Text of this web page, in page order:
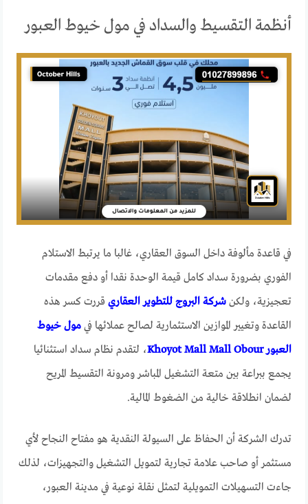
أنظمة التقسيط والسداد في مول خيوط العبور
في قاعدة مألوفة داخل السوق العقاري، غالبا ما يرتبط الاستلام
الفوري بضرورة سداد كامل قيمة الوحدة نقدا أو دفع مقدمات
تعجيزية، ولكنشركة البروج للتطوير العقاري قررت كسر هذه
القاعدة وتغيير الموازين الاستثمارية لصالح عملائها فيمول خيوط
العبور Khoyot Mall Mall Obour
، لتقدم نظام سداد استثنائيا
يجمع ببراعة بين متعة التشغيل المباشر ومرونة التقسيط المريح
لضمان انطلاقة خالية من الضغوط المالية.
تدرك الشركة أن الحفاظ على السيولة النقدية هو مفتاح النجاح لأي
مستثمر أو صاحب علامة تجارية لتمويل التشغيل والتجهيزات، لذلك
جاءت التسهيلات التمويلية لتمثل نقلة نوعية في مدينة العبور،